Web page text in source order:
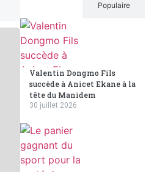
Populaire
Valentin Dongmo Fils
succède à Anicet Ekane à la
tête du Manidem
30 juillet 2026